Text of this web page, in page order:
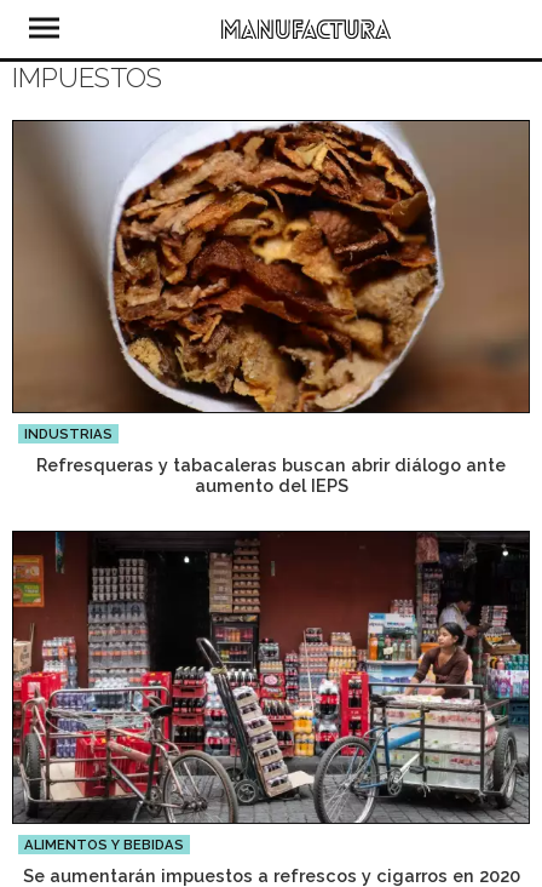
IMPUESTOS
INDUSTRIAS
Refresqueras y tabacaleras buscan abrir diálogo ante
aumento del IEPS
ALIMENTOS Y BEBIDAS
Se aumentarán impuestos a refrescos y cigarros en 2020